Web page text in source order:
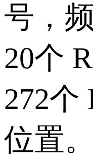
号，
20个
272个
位置。